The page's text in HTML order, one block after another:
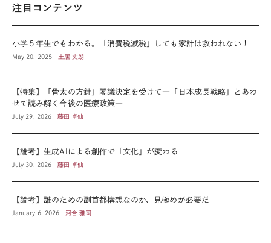
注目コンテンツ
小学５年生でもわかる。「消費税減税」しても家計は救われない！
May 20, 2025 土居 丈朗
【特集】「骨太の方針」閣議決定を受けて―「日本成長戦略」とあわ
せて読み解く今後の医療政策―
July 29, 2026 藤田 卓仙
【論考】生成AIによる創作で「文化」が変わる
July 30, 2026 藤田 卓仙
【論考】誰のための副首都構想なのか、見極めが必要だ
January 6, 2026 河合 雅司